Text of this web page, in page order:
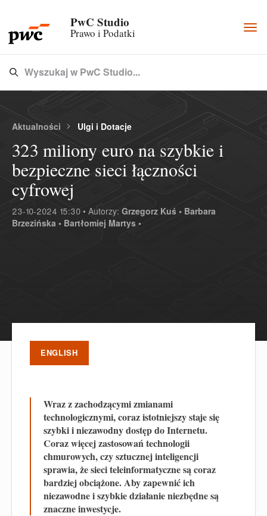
PwC Studio
Prawo i Podatki
Type 3 or more characters for results.
Wyszukaj w PwC Studio...
Aktualności Ulgi i Dotacje
323 miliony euro na szybkie i
bezpieczne sieci łączności
cyfrowej
23-10-2024 15:30 • Autorzy: Grzegorz Kuś • Barbara
Brzezińska • Bartłomiej Martys •
ENGLISH
Wraz z zachodzącymi zmianami
technologicznymi, coraz istotniejszy staje się
szybki i niezawodny dostęp do Internetu.
Coraz więcej zastosowań technologii
chmurowych, czy sztucznej inteligencji
sprawia, że sieci teleinformatyczne są coraz
bardziej obciążone. Aby zapewnić ich
niezawodne i szybkie działanie niezbędne są
znaczne inwestycje.